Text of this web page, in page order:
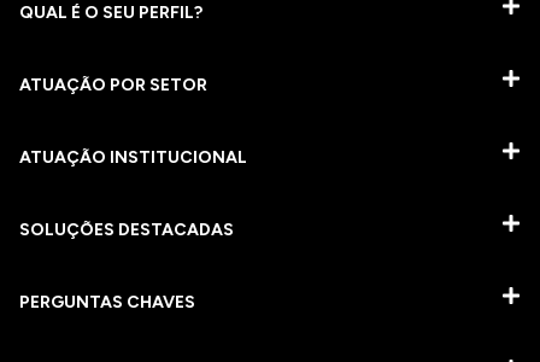
QUAL É O SEU PERFIL?
ATUAÇÃO POR SETOR
ATUAÇÃO INSTITUCIONAL
SOLUÇÕES DESTACADAS
PERGUNTAS CHAVES​